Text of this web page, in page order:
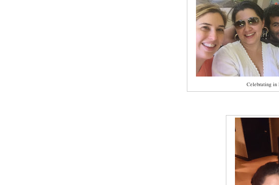
Celebrating in